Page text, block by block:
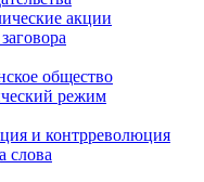
акции
общество
режим
и контрреволюция
слова